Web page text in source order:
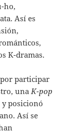
ho,
Así es
K-dramas.
por participar
una K-pop
y posicionó
Así se